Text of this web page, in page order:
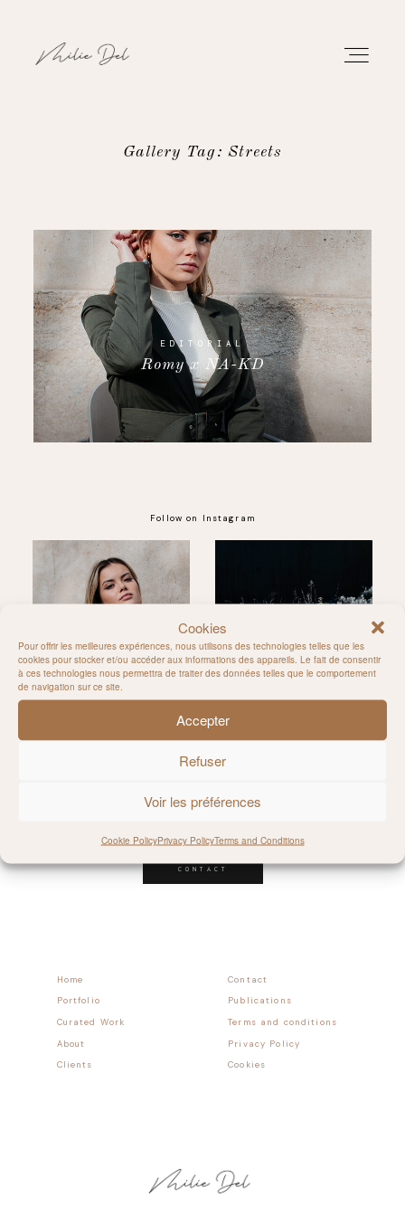
Cookies
Pour offrir les meilleures expériences, nous utilisons des technologies telles que les
cookies pour stocker et/ou accéder aux informations des appareils. Le fait de consentir
à ces technologies nous permettra de traiter des données telles que le comportement
de navigation sur ce site.
Accepter
Refuser
Voir les préférences
Cookie PolicyPrivacy PolicyTerms and Conditions
WORK
ABOUT
CONTACT
Gallery Tag: Streets
EDITORIAL
Romy x NA-KD
Follow on Instagram
Contact
Home
Publications
Portfolio
Terms and conditions
Curated Work
CONTACT
Privacy Policy
About
Cookies
Clients